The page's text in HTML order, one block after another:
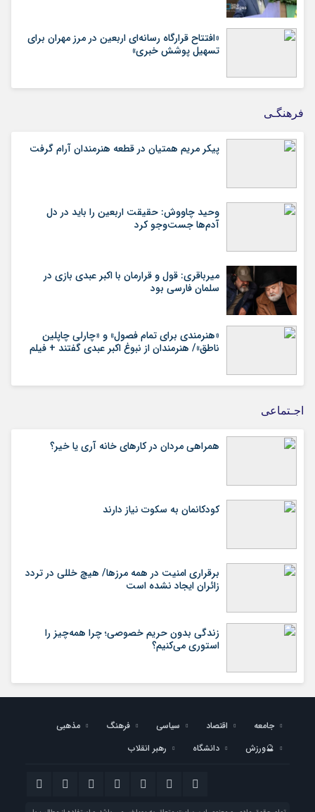
«افتتاح قرارگاه رسانه‌ای اربعین در مرز مهران برای
تسهیل پوشش خبری»
فرهنگـی
پیکر مریم همتیان در قطعه هنرمندان آرام گرفت
وحید چاووش: حقیقت اربعین را باید در دل
آدم‌ها جست‌وجو کرد
میرباقری: قول و قرارمان با اکبر عبدی بازی در
سلمان فارسی بود
«هنرمندی برای تمام فصول» و «چارلی چاپلین
ناطق»/ هنرمندان از نبوغ اکبر عبدی گفتند + فیلم
اجـتماعی
همراهی مردان در کارهای خانه آری یا خیر؟
کودکانمان به سکوت نیاز دارند
برقراری امنیت در همه مرزها/ هیچ‌ خللی در تردد
زائران ایجاد نشده است
زندگی بدون حریم خصوصی؛ چرا همه‌چیز را
استوری می‌کنیم؟
جامعه اقتصاد سیاسی فرهنگ
مذهبی
🔮ورزش
دانشگاه رهبر انقلاب